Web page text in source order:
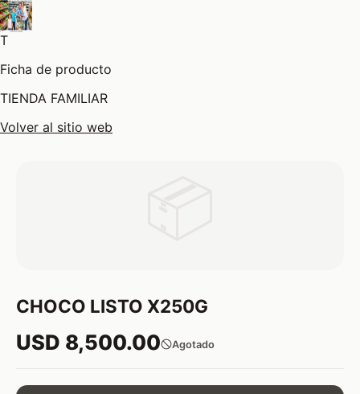
T
Ficha de producto
TIENDA FAMILIAR
Volver al sitio web
CHOCO LISTO X250G
USD 8,500.00 Agotado